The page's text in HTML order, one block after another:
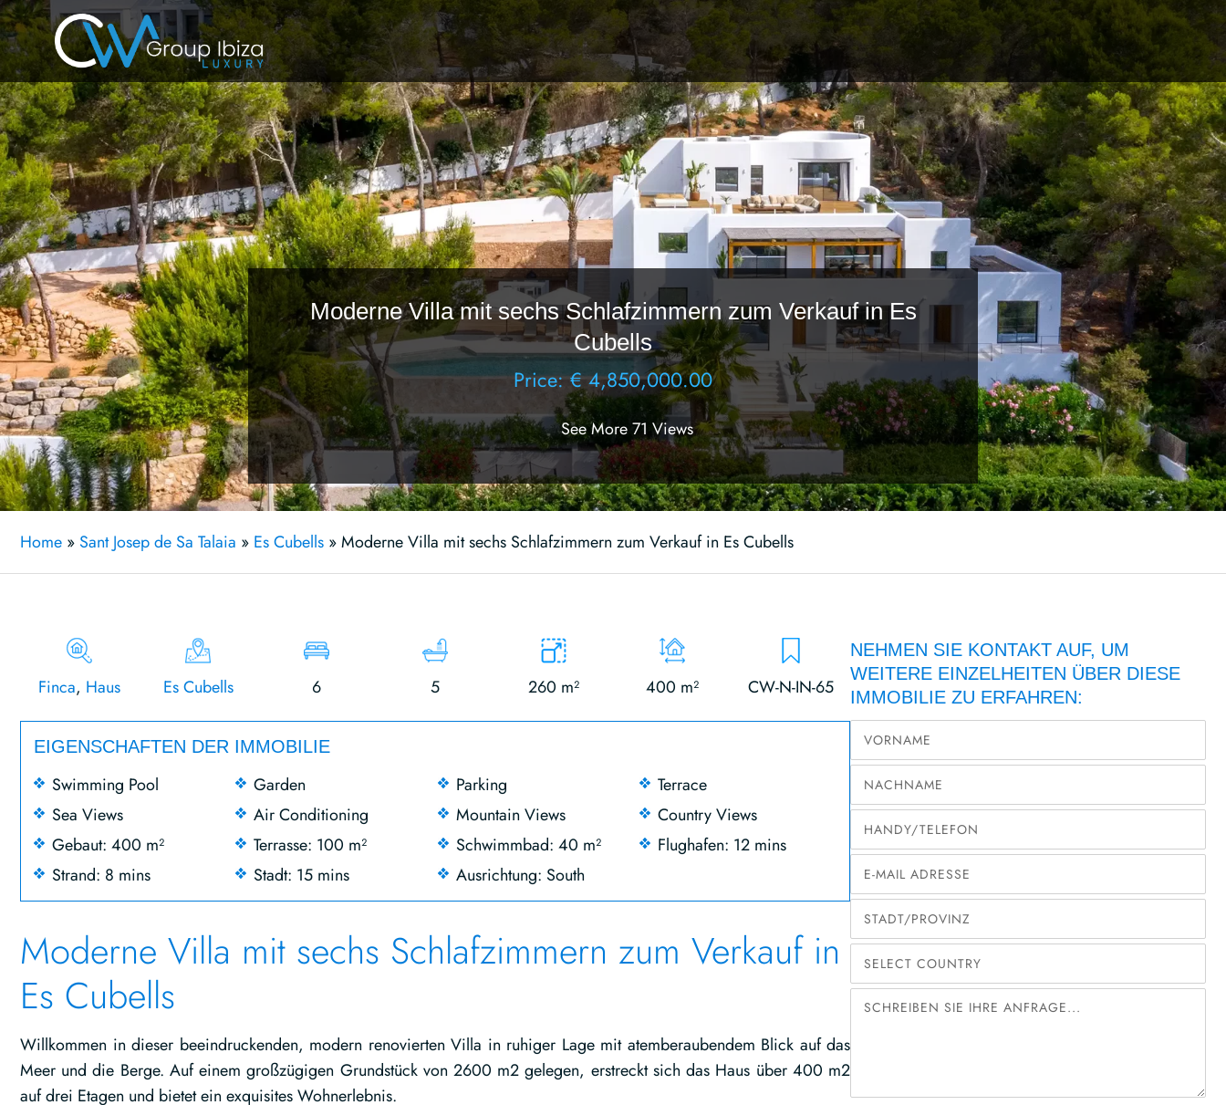
Moderne Villa mit sechs Schlafzimmern zum Verkauf in Es
Cubells
Price: € 4,850,000.00
See More 71 Views
Home » Sant Josep de Sa Talaia » Es Cubells »Moderne Villa mit sechs Schlafzimmern zum Verkauf in Es Cubells
Finca, Haus Es Cubells 6 5 260 m² 400 m² CW-N-IN-65
EIGENSCHAFTEN DER IMMOBILIE
Swimming Pool Garden Parking
Terrace
Sea Views
Air Conditioning Mountain Views
Country Views
Gebaut: 400 m²
Terrasse: 100 m² Schwimmbad: 40 m²
Flughafen: 12 mins
Strand: 8 mins
Stadt: 15 mins Ausrichtung: South
Moderne Villa mit sechs Schlafzimmern zum Verkauf in
Es Cubells
Willkommen in dieser beeindruckenden, modern renovierten Villa in ruhiger Lage mit atemberaubendem Blick auf das
Meer und die Berge. Auf einem großzügigen Grundstück von 2600 m2 gelegen, erstreckt sich das Haus über 400 m2
auf drei Etagen und bietet ein exquisites Wohnerlebnis.
NEHMEN SIE KONTAKT AUF, UM
WEITERE EINZELHEITEN ÜBER DIESE
IMMOBILIE ZU ERFAHREN: